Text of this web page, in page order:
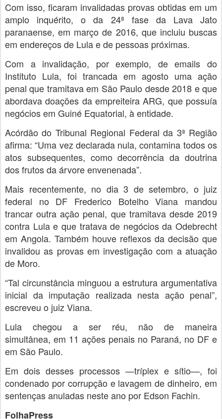
Com isso, ficaram invalidadas provas obtidas em um
amplo inquérito, o da 24ª fase da Lava Jato
paranaense, em março de 2016, que incluiu buscas
em endereços de Lula e de pessoas próximas.
Com a invalidação, por exemplo, de emails do
Instituto Lula, foi trancada em agosto uma ação
penal que tramitava em São Paulo desde 2018 e que
abordava doações da empreiteira ARG, que possuía
negócios em Guiné Equatorial, à entidade.
Acórdão do Tribunal Regional Federal da 3ª Região
afirma: “Uma vez declarada nula, contamina todos os
atos subsequentes, como decorrência da doutrina
dos frutos da árvore envenenada”.
Mais recentemente, no dia 3 de setembro, o juiz
federal no DF Frederico Botelho Viana mandou
trancar outra ação penal, que tramitava desde 2019
contra Lula e que tratava de negócios da Odebrecht
em Angola. Também houve reflexos da decisão que
invalidou as provas em investigação com a atuação
de Moro.
“Tal circunstância minguou a estrutura argumentativa
inicial da imputação realizada nesta ação penal”,
escreveu o juiz Viana.
Lula chegou a ser réu, não de maneira
simultânea, em 11 ações penais no Paraná, no DF e
em São Paulo.
Em dois desses processos —tríplex e sítio—, foi
condenado por corrupção e lavagem de dinheiro, em
sentenças anuladas neste ano por Edson Fachin.
FolhaPress